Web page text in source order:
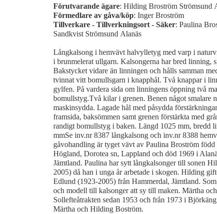
Förutvarande ägare: Hilding Broström Strömsund
Förmedlare av gåva/köp: Inger Broström
Tillverkare - Tillverkningsort - Säker: Paulina
Sandkvist Strömsund Alanäs
Långkalsong i hemvävt halvylletyg med varp i
i brunmelerat ullgarn. Kalsongerna har bred linning,
Bakstycket vidare än linningen och hålls samman
tvinnat vitt bomullsgarn i knapphål. Två knappar i
gylfen. På vardera sida om linningens öppning två
bomullstyg.Två kilar i grenen. Benen något smalare
maskinsydda. Lagade hål med påsydda
framsida, baksömmen samt grenen förstärkta med
randigt bomullstyg i baken. Längd 1025 mm, bredd
mmSe inv.nr 8387 långkalsong och inv.nr 8388
gåvohandling är tyget vävt av Paulina Broström
Högland, Dorotea sn, Lappland och död 1969 i
Jämtland. Paulina har sytt långkalsonger till sonen
2005) då han i unga år arbetade i skogen. Hilding
Edlund (1923-2005) från Hammerdal, Jämtland.
och modell till kalsonger att sy till maken. Märtha
Sollefteåtrakten sedan 1953 och från 1973 i
Märtha och Hilding Boström.